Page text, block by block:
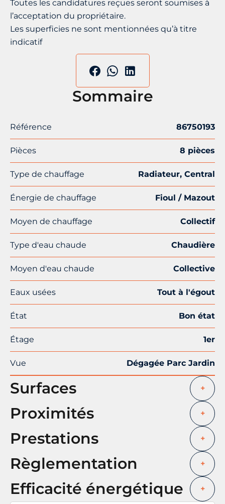
Toutes les candidatures reçues seront soumises à
l’acceptation du propriétaire.
Les superficies ne sont mentionnées qu’à titre
indicatif
Sommaire
Référence 86750193
Pièces 8 pièces
Type de chauffage Radiateur, Central
Énergie de chauffage Fioul / Mazout
Moyen de chauffage Collectif
Type d'eau chaude Chaudière
Moyen d'eau chaude Collective
Eaux usées Tout à l'égout
État Bon état
Étage 1er
Vue Dégagée Parc Jardin
Surfaces +
Proximités +
Prestations +
Règlementation +
Efficacité énergétique +